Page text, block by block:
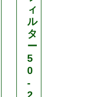
ィ
ル
タ
ー
5
0
-